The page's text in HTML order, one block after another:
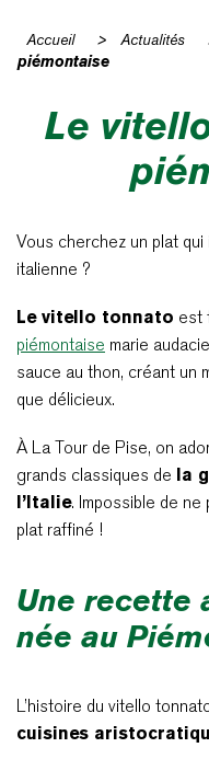
Accueil > Actualités
piémontaise
Le
Vous cherchez un plat
italienne ?
Le vitello tonnato est
piémontaise marie
sauce au thon, créant un
que délicieux.
À La Tour de Pise, on
grands classiques de la
l’Italie. Impossible de ne
plat raffiné !
Une recette
née au
L’histoire du vitello
cuisines